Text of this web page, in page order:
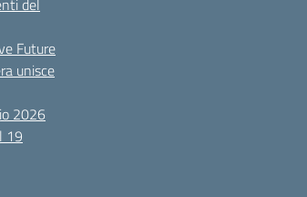
del
Future
unisce
2026
19